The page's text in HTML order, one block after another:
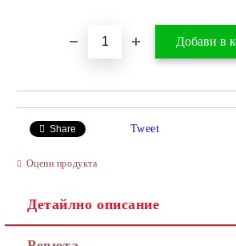
Share Tweet
Оцени продукта
Детайлно описание